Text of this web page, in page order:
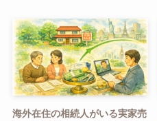
海外在住の相続人がいる実家売